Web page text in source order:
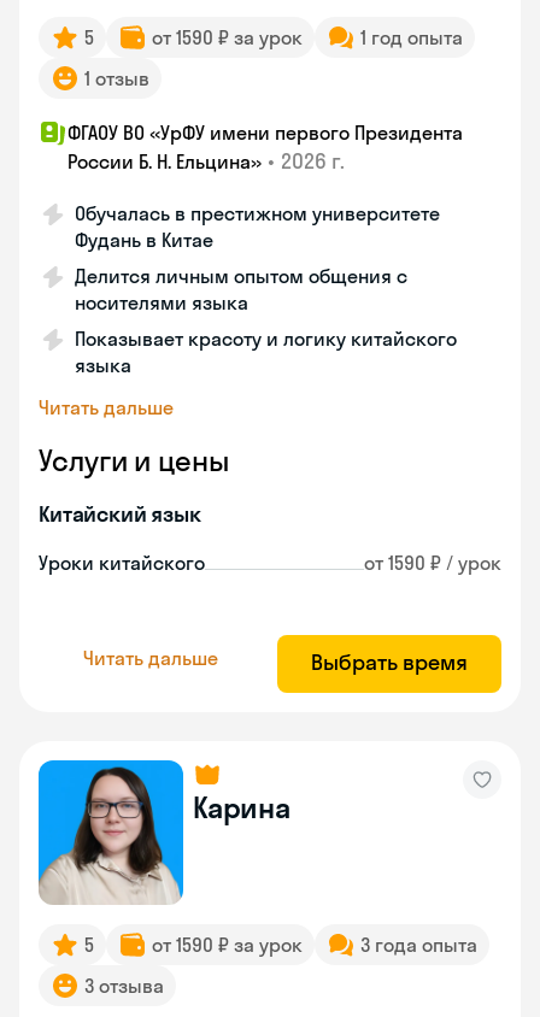
5 от 1590 ₽ за урок
1 год опыта
1 отзыв
ФГАОУ ВО «УрФУ имени первого Президента
России Б. Н. Ельцина» • 2026 г.
Обучалась в престижном университете
Фудань в Китае
Делится личным опытом общения с
носителями языка
Показывает красоту и логику китайского
языка
Читать дальше
Услуги и цены
Китайский язык
Уроки китайского от 1590 ₽ / урок
Читать дальше Выбрать время
Карина
5 от 1590 ₽ за урок
3 года опыта
3 отзыва